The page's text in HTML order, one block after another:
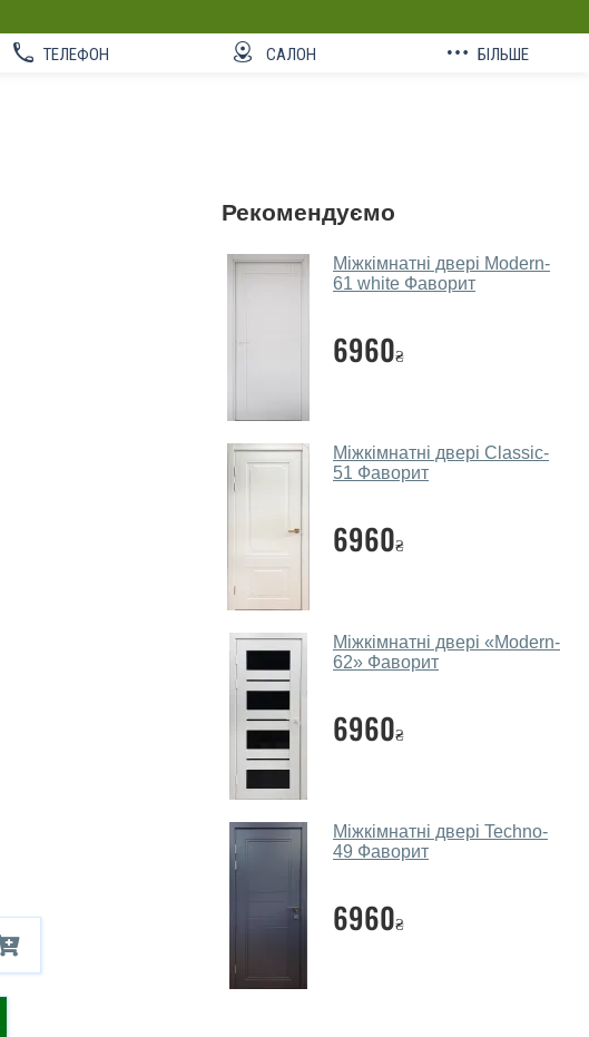
ТЕЛЕФОН САЛОН БІЛЬШЕ
Рекомендуємо
Міжкімнатні двері Modern-
61 white Фаворит
6960₴
Міжкімнатні двері Classic-
51 Фаворит
6960₴
Міжкімнатні двері «‎Modern-
62» Фаворит
6960₴
Міжкімнатні двері Techno-
49 Фаворит
6960₴